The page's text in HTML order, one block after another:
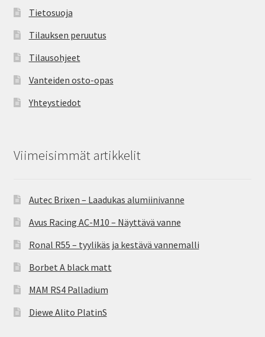
Tietosuoja
Tilauksen peruutus
Tilausohjeet
Vanteiden osto-opas
Yhteystiedot
Viimeisimmät artikkelit
Autec Brixen – Laadukas alumiinivanne
Avus Racing AC-M10 – Näyttävä vanne
Ronal R55 – tyylikäs ja kestävä vannemalli
Borbet A black matt
MAM RS4 Palladium
Diewe Alito PlatinS